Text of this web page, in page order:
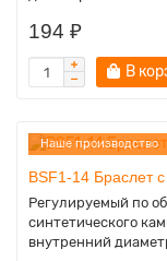
194 ₽
В
Наше производство
BSF1-14 Браслет
Регулируемый по
синтетического
внутренний